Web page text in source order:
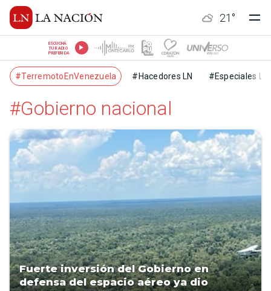
21 °
ESCUCHÁ
TU RADIO
PREFERIDA
#TerremotoEnVenezuela #Hacedores LN #Especiales LN
#Gobierno nacional
Fuerte inversión del Gobierno en
defensa del espacio aéreo ya dio